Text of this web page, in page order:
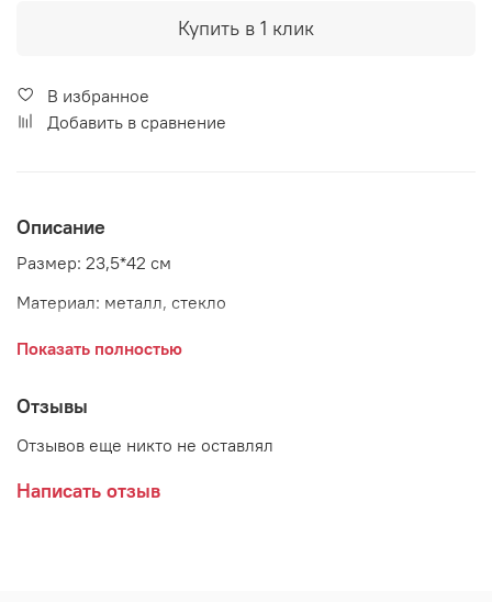
Купить в 1 клик
В избранное
Добавить в сравнение
Описание
Размер: 23,5*42 см
Материал: металл, стекло
Страна: Дания
Показать полностью
Отзывы
Отзывов еще никто не оставлял
Написать отзыв